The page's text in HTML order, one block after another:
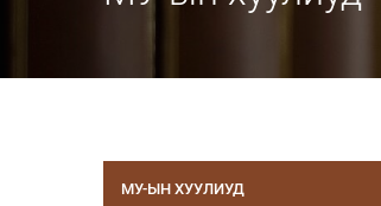
МУ-ЫН ХУУЛИУД